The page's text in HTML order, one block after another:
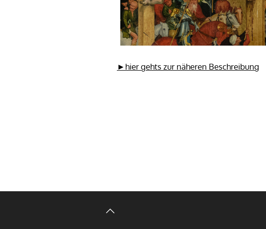
►hier gehts zur näheren Beschreibung